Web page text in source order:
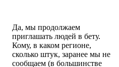
Да, мы продолжаем
приглашать людей в бету.
Кому, в каком регионе,
сколько штук, заранее мы не
сообщаем (в большинстве